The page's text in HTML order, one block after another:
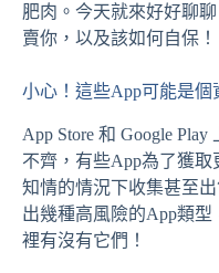
肥肉。今天就來好好聊
賣你，以及該如何自保！
小心！這些App可能是個
App Store 和 Google
不齊，有些App為了獲
知情的情況下收集甚至
出幾種高風險的App類
裡有沒有它們！